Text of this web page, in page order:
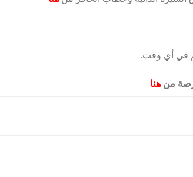
في أي وقت.
من هنا